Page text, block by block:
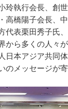
玲執行会長、創
高橋陽子会長、
代表栗田秀子氏
から多くの人々
日本アジア共同
のメッセージが